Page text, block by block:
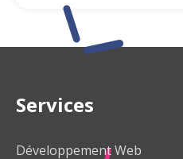
Services
Développement Web